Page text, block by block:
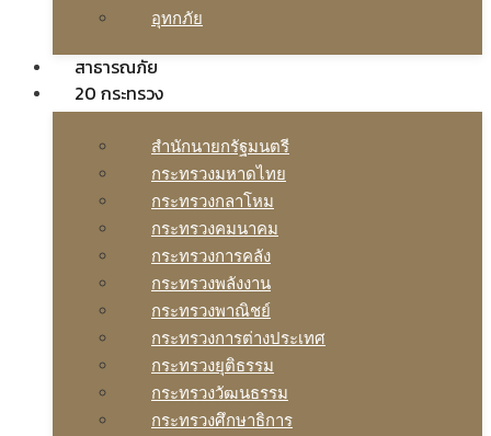
อุทกภัย
สาธารณภัย
20 กระทรวง
สํานักนายกรัฐมนตรี
กระทรวงมหาดไทย
กระทรวงกลาโหม
กระทรวงคมนาคม
กระทรวงการคลัง
กระทรวงพลังงาน
กระทรวงพาณิชย์
กระทรวงการต่างประเทศ
กระทรวงยุติธรรม
กระทรวงวัฒนธรรม
กระทรวงศึกษาธิการ